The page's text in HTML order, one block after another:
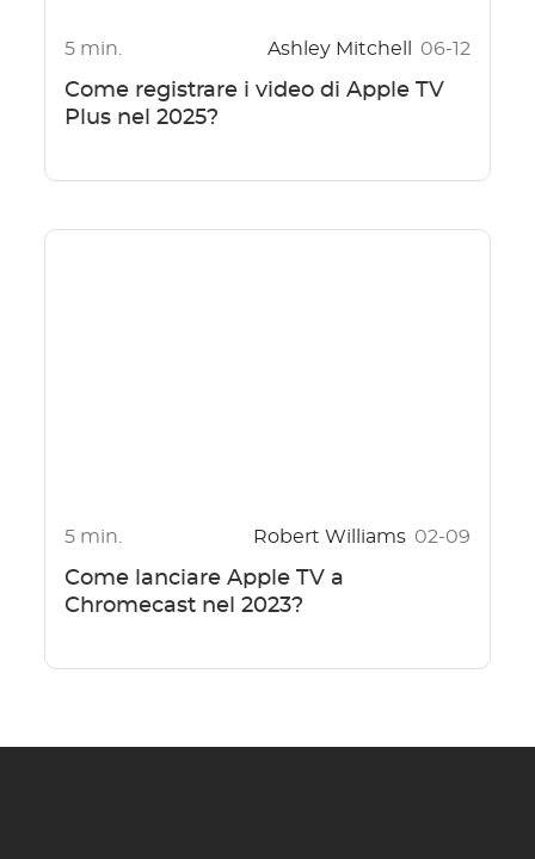
5 min. Ashley Mitchell 06-12
Come registrare i video di Apple TV
Plus nel 2025?
5 min. Robert Williams 02-09
Come lanciare Apple TV a
Chromecast nel 2023?